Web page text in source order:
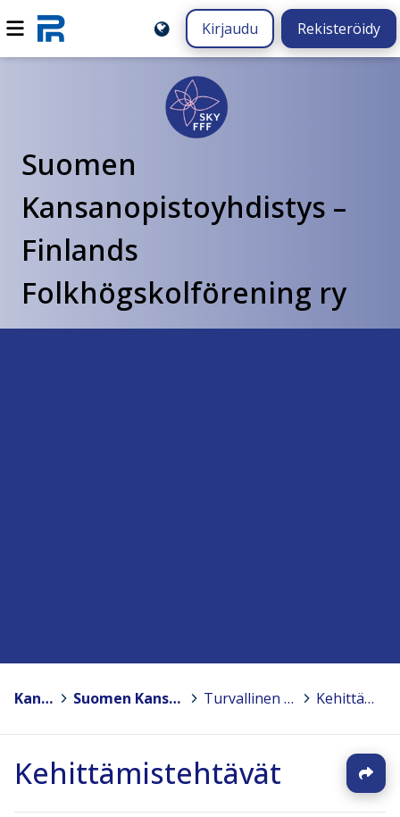
Kirjaudu Rekisteröidy
Suomen
Kansanopistoyhdistys –
Finlands
Folkhögskolförening ry
Kansanopistot Suomen Kansanopistoyhdistys – Finlands Folkhögskolförening ry Turvallinen opisto -koulutusohjelma ja turvallisuusoppaat > Kehittämistehtävät
Kehittämistehtävät